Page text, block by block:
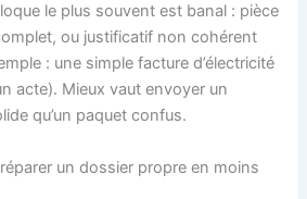
le plus souvent est banal : pièce
ou justificatif non cohérent
: une simple facture d’électricité
acte). Mieux vaut envoyer un
qu’un paquet confus.
un dossier propre en moins